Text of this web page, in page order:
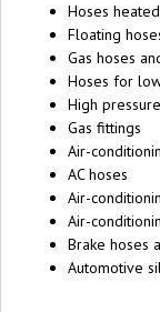
Hoses
Floating
Gas hoses
Hoses for
High
Gas fittings
Air-
AC hoses
Air-
Air-
Brake hoses
Automotive